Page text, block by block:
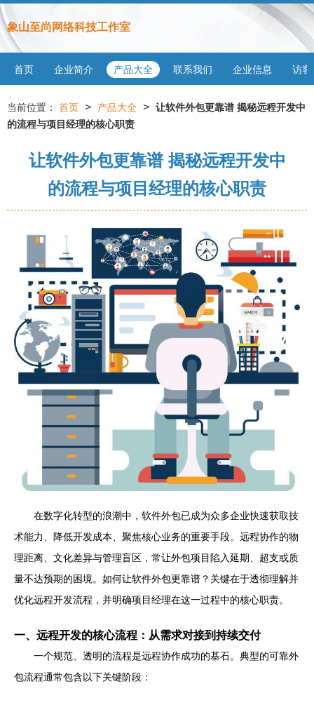
象山至尚网络科技工作室
首页 企业简介 产品大全 联系我们 企业信息 访客
当前位置： 首页 > 产品大全 > 让软件外包更靠谱 揭秘远程开发中
的流程与项目经理的核心职责
让软件外包更靠谱 揭秘远程开发中
的流程与项目经理的核心职责
在数字化转型的浪潮中，软件外包已成为众多企业快速获取技
术能力、降低开发成本、聚焦核心业务的重要手段。远程协作的物
理距离、文化差异与管理盲区，常让外包项目陷入延期、超支或质
量不达预期的困境。如何让软件外包更靠谱？关键在于透彻理解并
优化远程开发流程，并明确项目经理在这一过程中的核心职责。
一、远程开发的核心流程：从需求对接到持续交付
一个规范、透明的流程是远程协作成功的基石。典型的可靠外
包流程通常包含以下关键阶段：